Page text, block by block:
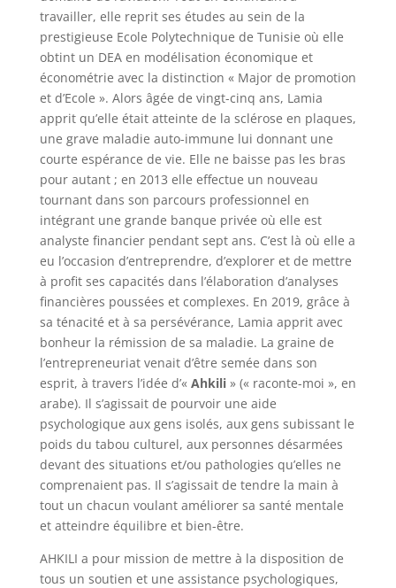
travailler, elle reprit ses études au sein de la
prestigieuse Ecole Polytechnique de Tunisie où elle
obtint un DEA en modélisation économique et
économétrie avec la distinction « Major de promotion
et d’Ecole ». Alors âgée de vingt-cinq ans, Lamia
apprit qu’elle était atteinte de la sclérose en plaques,
une grave maladie auto-immune lui donnant une
courte espérance de vie. Elle ne baisse pas les bras
pour autant ; en 2013 elle effectue un nouveau
tournant dans son parcours professionnel en
intégrant une grande banque privée où elle est
analyste financier pendant sept ans. C’est là où elle a
eu l’occasion d’entreprendre, d’explorer et de mettre
à profit ses capacités dans l’élaboration d’analyses
financières poussées et complexes. En 2019, grâce à
sa ténacité et à sa persévérance, Lamia apprit avec
bonheur la rémission de sa maladie. La graine de
l’entrepreneuriat venait d’être semée dans son
esprit, à travers l’idée d’« Ahkili» (« raconte-moi », en
arabe). Il s’agissait de pourvoir une aide
psychologique aux gens isolés, aux gens subissant le
poids du tabou culturel, aux personnes désarmées
devant des situations et/ou pathologies qu’elles ne
comprenaient pas. Il s’agissait de tendre la main à
tout un chacun voulant améliorer sa santé mentale
et atteindre équilibre et bien-être.
AHKILI a pour mission de mettre à la disposition de
tous un soutien et une assistance psychologiques,